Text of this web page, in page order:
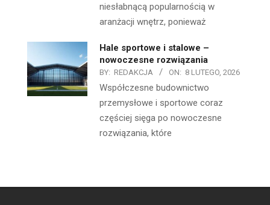
niesłabnącą popularnością w
aranżacji wnętrz, ponieważ
Hale sportowe i stalowe –
nowoczesne rozwiązania
BY: REDAKCJA ON: 8 LUTEGO, 2026
Współczesne budownictwo
przemysłowe i sportowe coraz
częściej sięga po nowoczesne
rozwiązania, które